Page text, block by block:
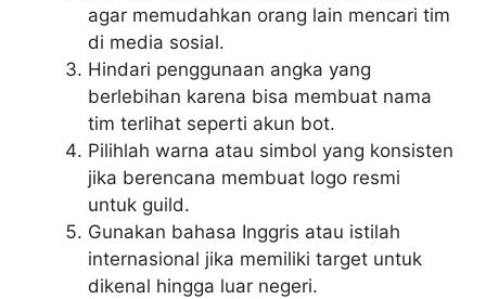
agar memudahkan orang lain mencari tim
di media sosial.
Hindari penggunaan angka yang
berlebihan karena bisa membuat nama
tim terlihat seperti akun bot.
Pilihlah warna atau simbol yang konsisten
jika berencana membuat logo resmi
untuk guild.
Gunakan bahasa Inggris atau istilah
internasional jika memiliki target untuk
dikenal hingga luar negeri.